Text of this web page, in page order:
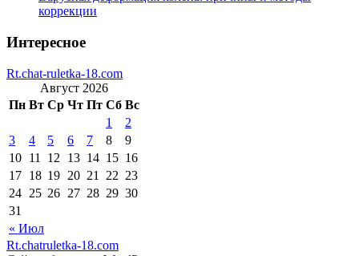
коррекции
Интересное
Rt.chat-ruletka-18.com
Август 2026
Пн Вт Ср Чт Пт Сб Вс
« Июл
1
2
3
4 5 6 7 8
9
10 11 12 13 14 15 16
17 18 19 20 21 22 23
24 25 26 27 28 29 30
31
Rt.chatruletka-18.com